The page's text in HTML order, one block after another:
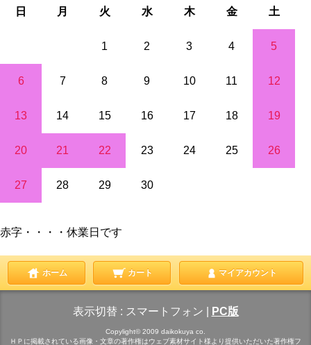
日 月 火 水 木 金 土
1 2 3 4 5
6 7 8 9 10 11 12
13 14 15 16 17 18 19
20 21 22 23 24 25 26
27 28 29 30
赤字・・・・休業日です
ホーム カート マイアカウント
表示切替 : スマートフォン PC版
Copylight© 2009 daikokuya co.
ＨＰに掲載されている画像・文章の著作権はウェブ素材サイト様より提供いただいた著作権フ